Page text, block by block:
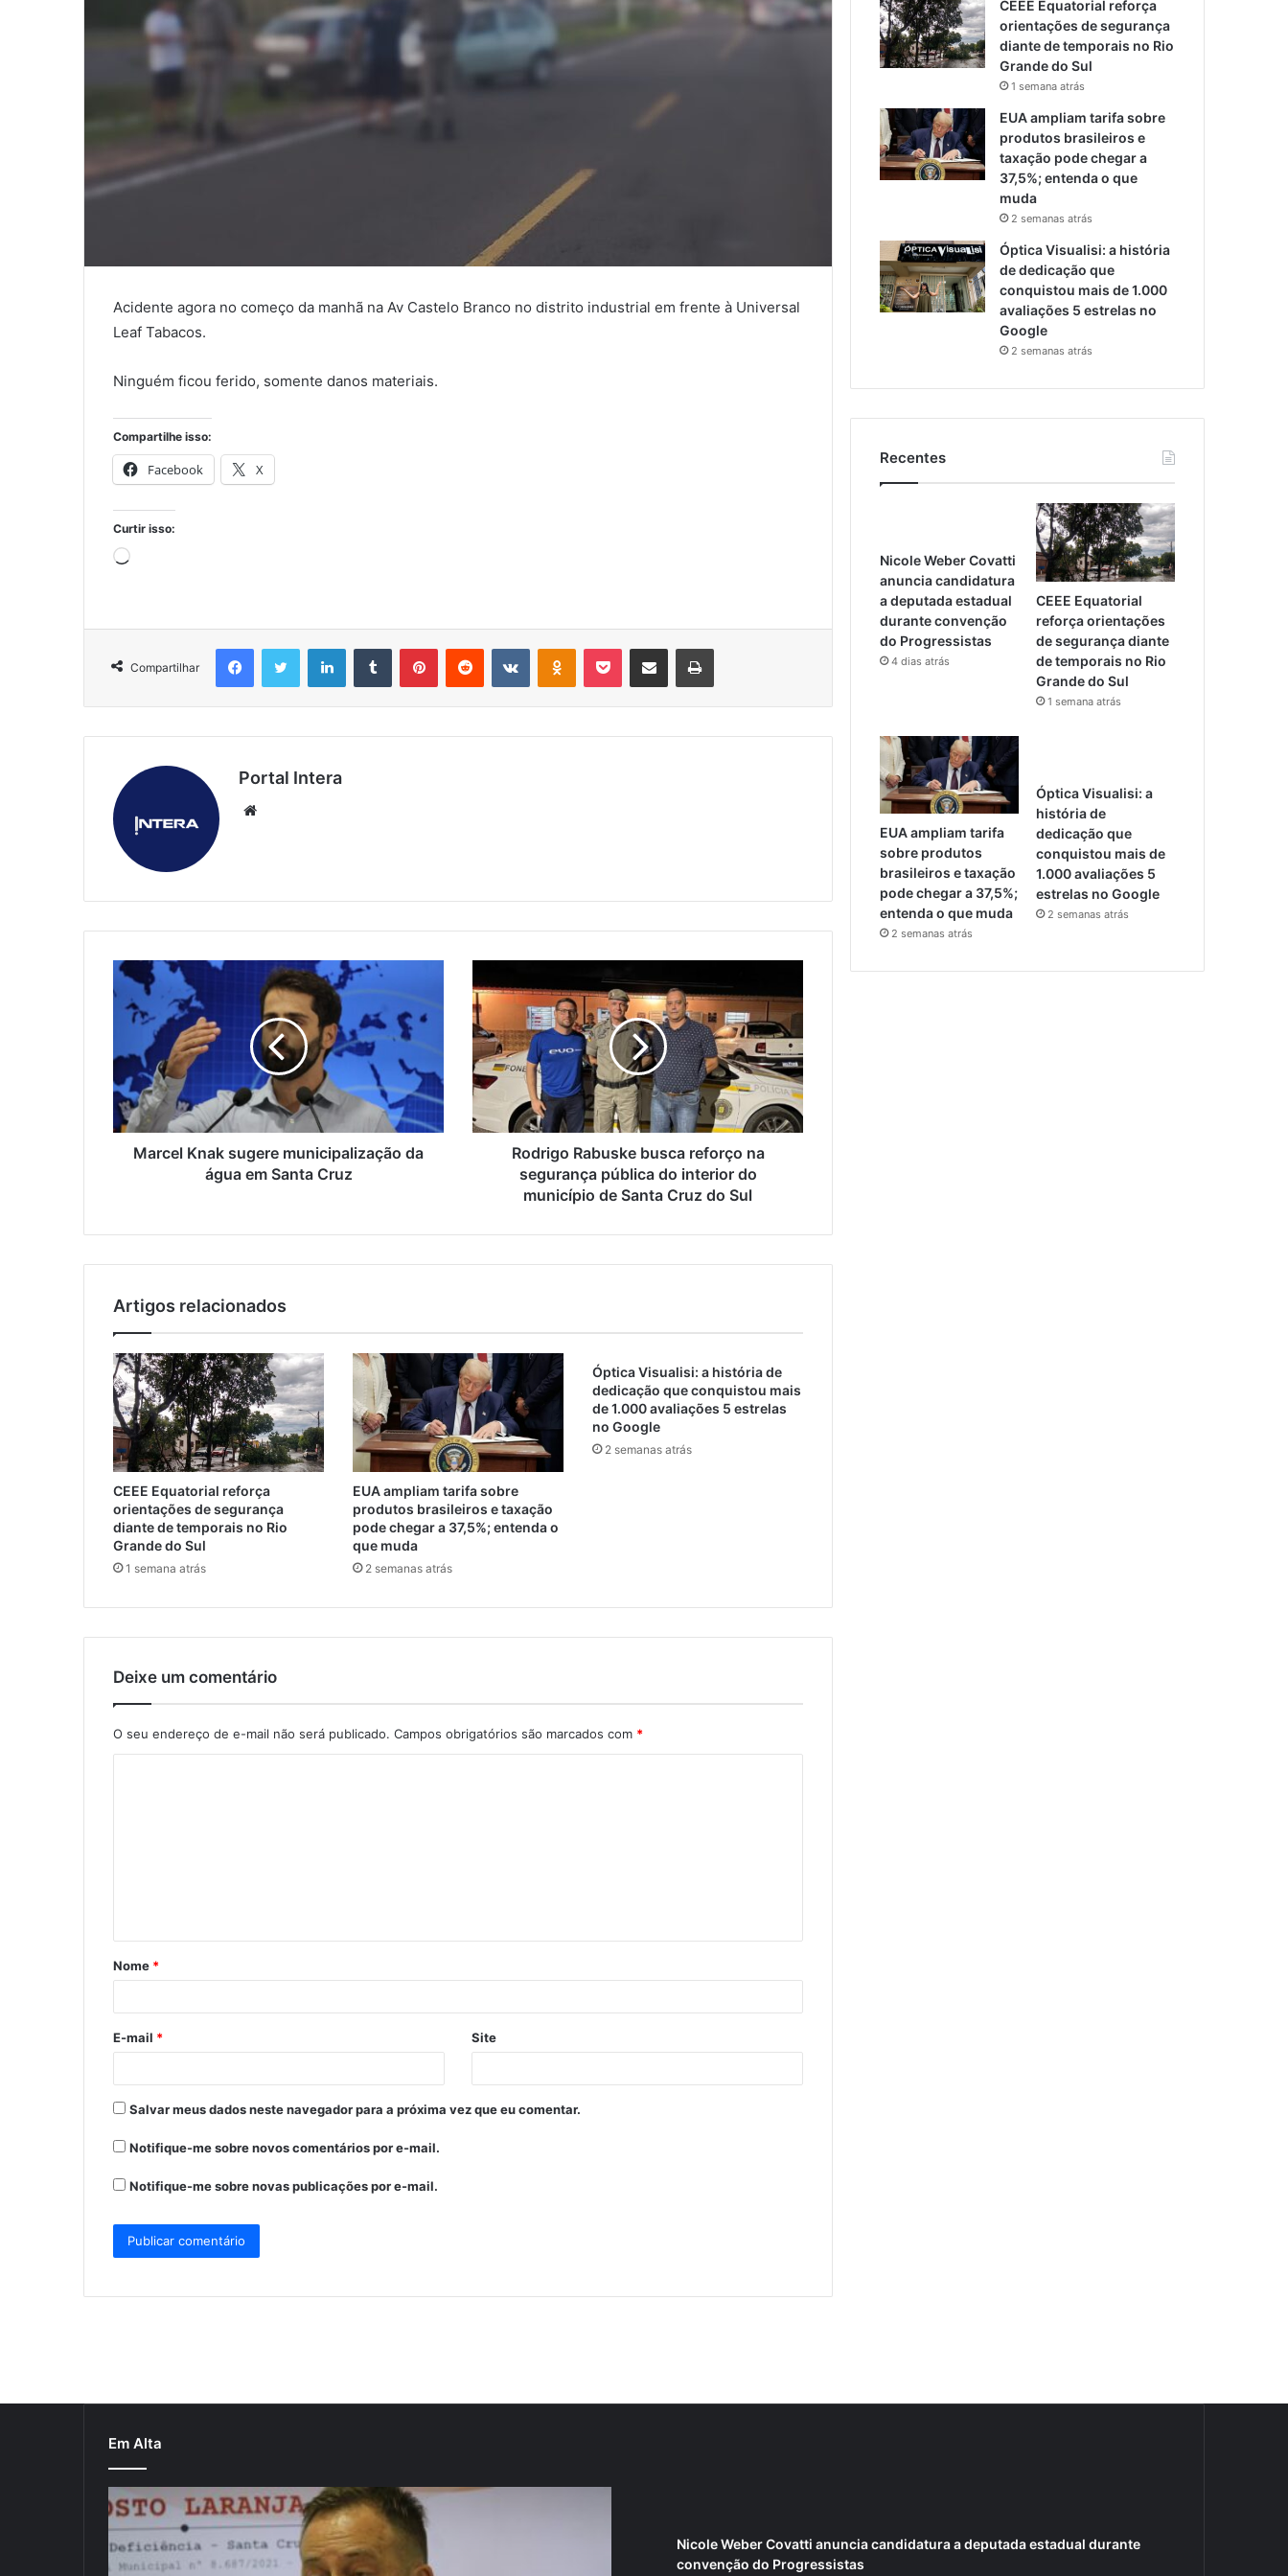
Acidente agora no começo da manhã na Av Castelo Branco no distrito industrial em frente à Universal
Leaf Tabacos.
Ninguém ficou ferido, somente danos materiais.
Compartilhe isso:
Facebook X
Curtir isso:
Carregando...
Compartilhar
FacebookTwitter LinkedinTumblr PinterestReddit VK OK Pocket Compartilhar via e-mail Imprimir
Portal Intera
Marcel Knak sugere municipalização da
água em Santa Cruz
Rodrigo Rabuske busca reforço na
segurança pública do interior do
município de Santa Cruz do Sul
Artigos relacionados
CEEE Equatorial reforça
orientações de segurança
diante de temporais no Rio
Grande do Sul
1 semana atrás
EUA ampliam tarifa sobre
produtos brasileiros e taxação
pode chegar a 37,5%; entenda o
que muda
2 semanas atrás
Óptica Visualisi: a história de
dedicação que conquistou mais
de 1.000 avaliações 5 estrelas
no Google
2 semanas atrás
Deixe um comentário
O seu endereço de e-mail não será publicado. Campos obrigatórios são marcados com *
á
r
*
Nome *
E-mail * Site
Salvar meus dados neste navegador para a próxima vez que eu comentar.
Notifique-me sobre novos comentários por e-mail.
Notifique-me sobre novas publicações por e-mail.
CEEE Equatorial reforça
orientações de segurança
diante de temporais no Rio
Grande do Sul
1 semana atrás
EUA ampliam tarifa sobre
produtos brasileiros e
taxação pode chegar a
37,5%; entenda o que
muda
2 semanas atrás
Óptica Visualisi: a história
de dedicação que
conquistou mais de 1.000
avaliações 5 estrelas no
Google
2 semanas atrás
Recentes
Nicole Weber Covatti
anuncia candidatura
a deputada estadual
durante convenção
do Progressistas
4 dias atrás
CEEE Equatorial
reforça orientações
de segurança diante
de temporais no Rio
Grande do Sul
1 semana atrás
EUA ampliam tarifa
sobre produtos
brasileiros e taxação
pode chegar a 37,5%;
entenda o que muda
2 semanas atrás
Óptica Visualisi: a
história de
dedicação que
conquistou mais de
1.000 avaliações 5
estrelas no Google
2 semanas atrás
Em Alta
Nicole Weber Covatti anuncia candidatura a deputada estadual durante
convenção do Progressistas